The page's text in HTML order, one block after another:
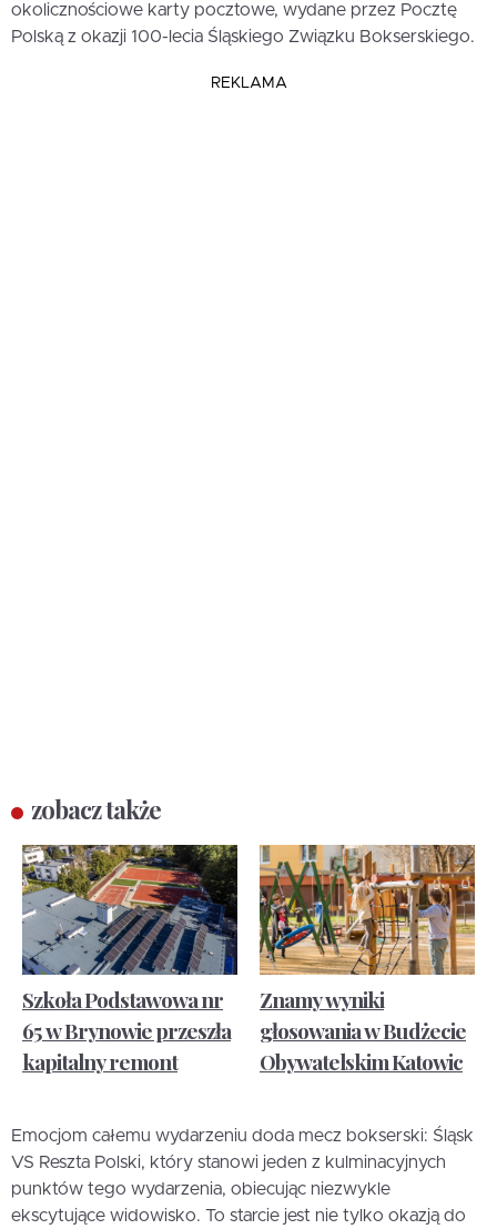
okolicznościowe karty pocztowe, wydane przez Pocztę
Polską z okazji 100-lecia Śląskiego Związku Bokserskiego.
REKLAMA
zobacz także
Szkoła Podstawowa nr
65 w Brynowie przeszła
kapitalny remont
Znamy wyniki
głosowania w Budżecie
Obywatelskim Katowic
Emocjom całemu wydarzeniu doda mecz bokserski: Śląsk
VS Reszta Polski, który stanowi jeden z kulminacyjnych
punktów tego wydarzenia, obiecując niezwykle
ekscytujące widowisko. To starcie jest nie tylko okazją do